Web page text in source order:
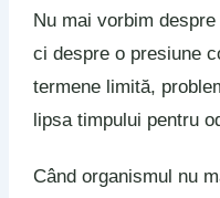
Nu mai vorbim
ci despre o presiune
termene limită,
lipsa timpului pentru
Când organismul nu